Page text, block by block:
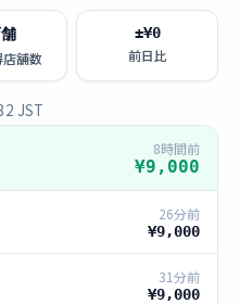
舗数
±¥0
前日比
JST
8時間前
¥9,000
26分前
¥9,000
31分前
¥9,000